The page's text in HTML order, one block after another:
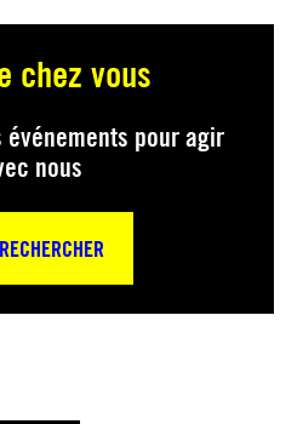
chez vous
événements pour agir
nous
RECHERCHER